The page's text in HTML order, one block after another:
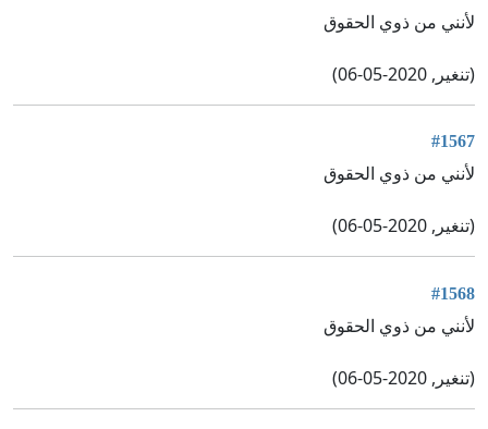
لأنني من ذوي الحقوق
(تنغير, 2020-05-06)
#1567
لأنني من ذوي الحقوق
(تنغير, 2020-05-06)
#1568
لأنني من ذوي الحقوق
(تنغير, 2020-05-06)